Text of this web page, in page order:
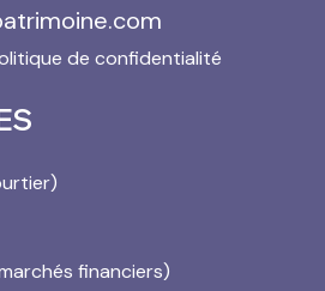
de confidentialité
financiers)